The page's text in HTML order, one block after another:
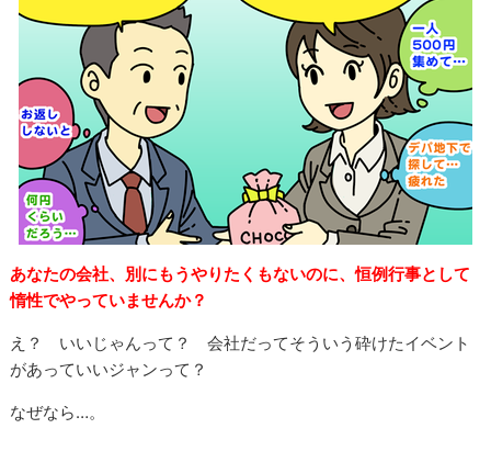
あなたの会社、別にもうやりたくもないのに、恒例行事として
惰性でやっていませんか？
え？ いいじゃんって？ 会社だってそういう砕けたイベント
があっていいジャンって？
なぜなら…。